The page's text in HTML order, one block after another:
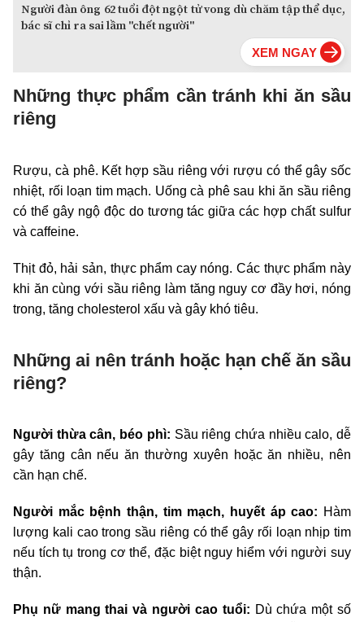
Người đàn ông 62 tuổi đột ngột tử vong dù chăm tập thể dục,
bác sĩ chỉ ra sai lầm "chết người"
Những thực phẩm cần tránh khi ăn sầu
riêng
Rượu, cà phê. Kết hợp sầu riêng với rượu có thể gây sốc
nhiệt, rối loạn tim mạch. Uống cà phê sau khi ăn sầu riêng
có thể gây ngộ độc do tương tác giữa các hợp chất sulfur
và caffeine.
Thịt đỏ, hải sản, thực phẩm cay nóng. Các thực phẩm này
khi ăn cùng với sầu riêng làm tăng nguy cơ đầy hơi, nóng
trong, tăng cholesterol xấu và gây khó tiêu.
Những ai nên tránh hoặc hạn chế ăn sầu
riêng?
Người thừa cân, béo phì: Sầu riêng chứa nhiều calo, dễ
gây tăng cân nếu ăn thường xuyên hoặc ăn nhiều, nên
cần hạn chế.
Người mắc bệnh thận, tim mạch, huyết áp cao: Hàm
lượng kali cao trong sầu riêng có thể gây rối loạn nhịp tim
nếu tích tụ trong cơ thể, đặc biệt nguy hiểm với người suy
thận.
Phụ nữ mang thai và người cao tuổi: Dù chứa một số